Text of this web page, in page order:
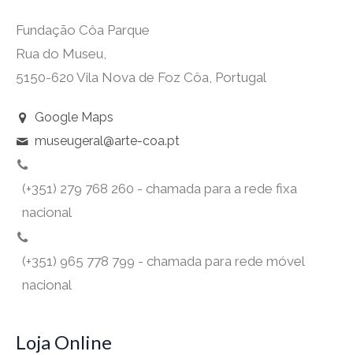
Fundação Côa Parque
Rua do Museu,
5150-620 Vila Nova de Foz Côa, Portugal
Google Maps
museugeral@arte-coa.pt
(+351) 279 768 260 - chamada para a rede fixa
nacional
(+351) 965 778 799 - chamada para rede móvel
nacional
Loja Online